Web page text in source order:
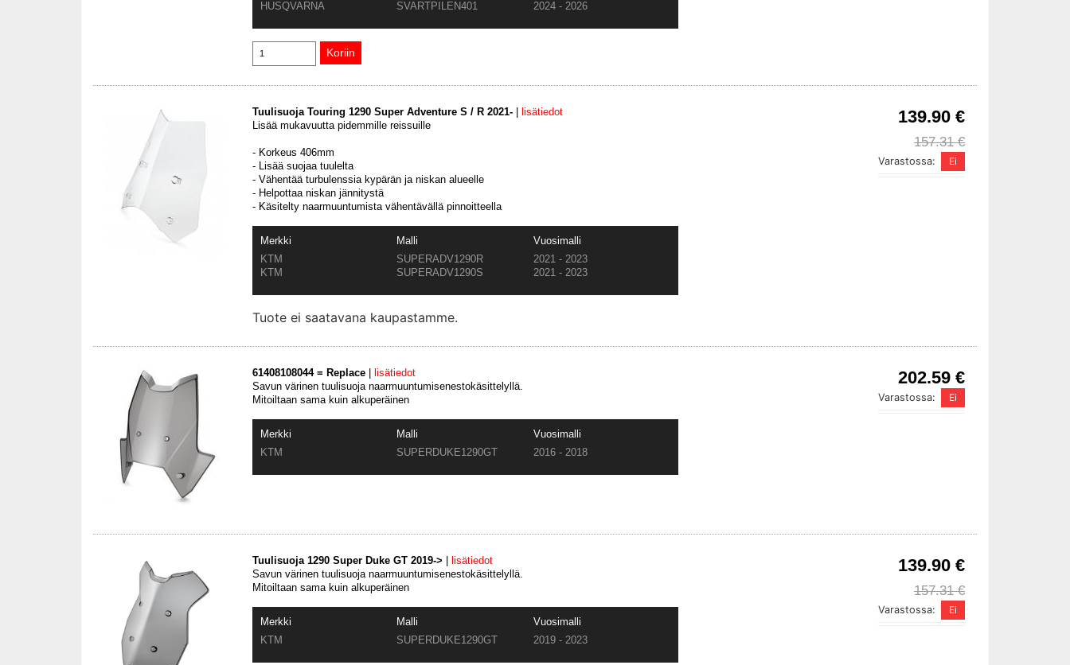
HUSQVARNA
SVARTPILEN401 2024 - 2026
139.90 €
157.31 €
Varastossa:
Tuulisuoja Touring 1290 Super Adventure S / R 2021-
lisätiedot
Lisää mukavuutta pidemmille reissuille
- Korkeus 406mm
- Lisää suojaa tuulelta
- Vähentää turbulenssia kypärän ja niskan alueelle
- Helpottaa niskan jännitystä
- Käsitelty naarmuuntumista vähentävällä pinnoitteella
Merkki Malli
Vuosimalli
KTM
SUPERADV1290R
2021 - 2023
KTM
SUPERADV1290S 2021 - 2023
Tuote ei saatavana kaupastamme.
202.59 €
Varastossa:
61408108044 = Replace
lisätiedot
Savun värinen tuulisuoja naarmuuntumisenestokäsittelyllä.
Mitoiltaan sama kuin alkuperäinen
Merkki Malli
Vuosimalli
KTM
SUPERDUKE1290GT 2016 - 2018
139.90 €
157.31 €
Varastossa:
Tuulisuoja 1290 Super Duke GT 2019->
lisätiedot
Savun värinen tuulisuoja naarmuuntumisenestokäsittelyllä.
Mitoiltaan sama kuin alkuperäinen
Merkki Malli
Vuosimalli
KTM
SUPERDUKE1290GT 2019 - 2023